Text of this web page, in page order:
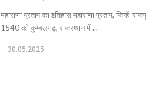
महाराणा प्रताप का इतिहास महाराणा प्रताप, जिन्हें
1540 को कुम्बलगढ़, राजस्थान में ...
30.05.2025